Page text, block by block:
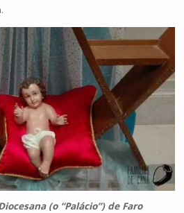
(o “Palácio”) de Faro